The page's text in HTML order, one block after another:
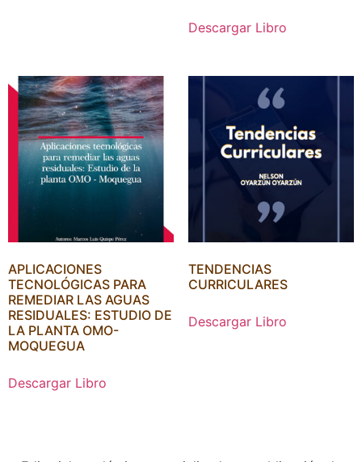
Descargar Libro
APLICACIONES
TECNOLÓGICAS PARA
REMEDIAR LAS AGUAS
RESIDUALES: ESTUDIO DE
LA PLANTA OMO-
MOQUEGUA
Descargar Libro
TENDENCIAS
CURRICULARES
Descargar Libro